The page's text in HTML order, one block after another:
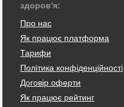
здоров'я:
Про нас
Як працює платформа
Тарифи
Політика конфіденційності
Договір оферти
Як працює рейтинг